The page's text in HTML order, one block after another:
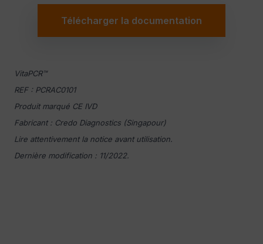
Télécharger la documentation
VitaPCR™
REF : PCRAC0101
Produit marqué CE IVD
Fabricant : Credo Diagnostics (Singapour)
Lire attentivement la notice avant utilisation.
Dernière modification : 11/2022.